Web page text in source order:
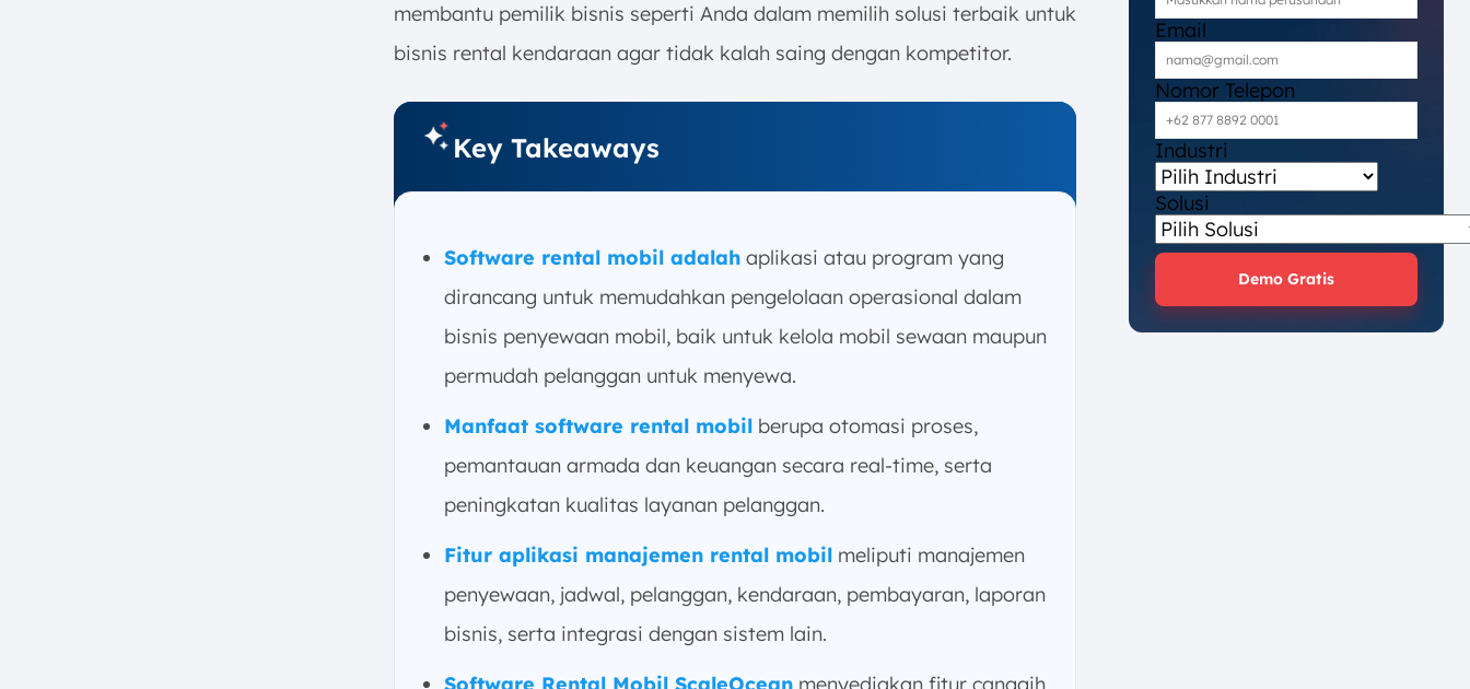
membantu pemilik bisnis seperti Anda dalam memilih solusi terbaik untuk
bisnis rental kendaraan agar tidak kalah saing dengan kompetitor.
Key Takeaways
Software rental mobil adalah aplikasi atau program yang
dirancang untuk memudahkan pengelolaan operasional dalam
bisnis penyewaan mobil, baik untuk kelola mobil sewaan maupun
permudah pelanggan untuk menyewa.
Manfaat software rental mobil berupa otomasi proses,
pemantauan armada dan keuangan secara real-time, serta
peningkatan kualitas layanan pelanggan.
Fitur aplikasi manajemen rental mobil meliputi manajemen
penyewaan, jadwal, pelanggan, kendaraan, pembayaran, laporan
bisnis, serta integrasi dengan sistem lain.
Email
Nomor Telepon
Industri
Solusi
Demo Gratis